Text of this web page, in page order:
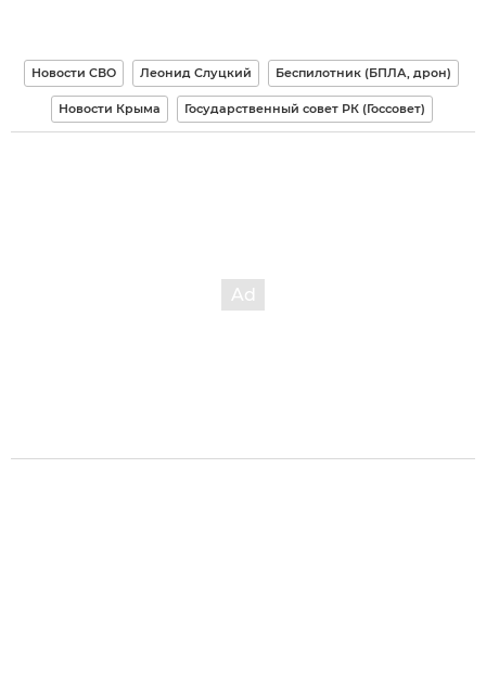
Новости СВО Леонид Слуцкий Беспилотник (БПЛА, дрон)
Новости Крыма Государственный совет РК (Госсовет)